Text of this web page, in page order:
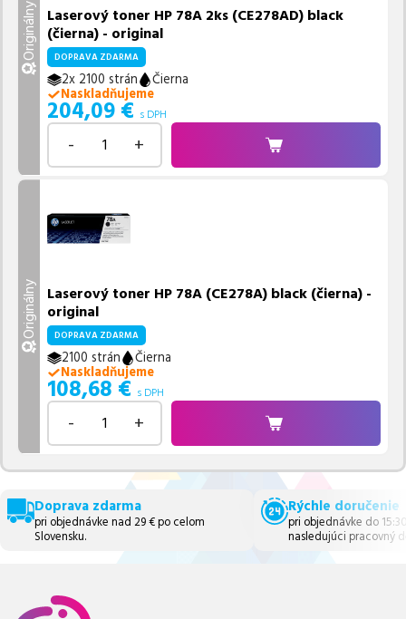
Originálny Laserový toner HP 78A 2ks (CE278AD) black
(čierna) - original
DOPRAVA ZDARMA
2x 2100 strán
Čierna
Naskladňujeme
204,09 € s DPH
- +
Originálny Laserový toner HP 78A (CE278A) black (čierna) -
original
DOPRAVA ZDARMA
2100 strán
Čierna
Naskladňujeme
108,68 € s DPH
- +
Doprava zdarma
pri objednávke nad 29 € po celom
Slovensku.
Rýchle doručenie
pri objednávke do
nasledujúci pracovný